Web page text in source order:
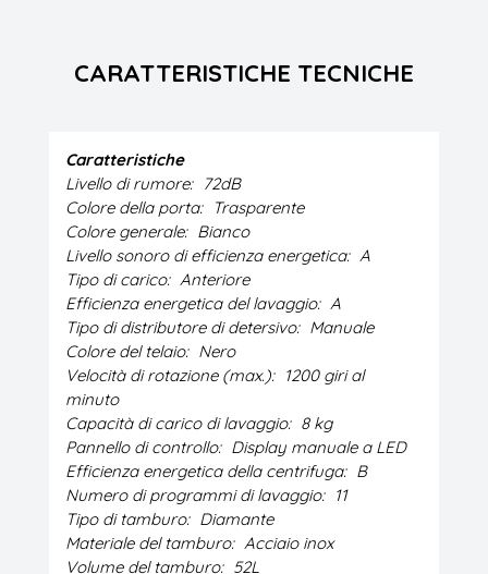
CARATTERISTICHE TECNICHE
Caratteristiche
Livello di rumore: 72dB
Colore della porta: Trasparente
Colore generale: Bianco
Livello sonoro di efficienza energetica: A
Tipo di carico: Anteriore
Efficienza energetica del lavaggio: A
Tipo di distributore di detersivo: Manuale
Colore del telaio: Nero
Velocità di rotazione (max.): 1200 giri al
minuto
Capacità di carico di lavaggio: 8 kg
Pannello di controllo: Display manuale a LED
Efficienza energetica della centrifuga: B
Numero di programmi di lavaggio: 11
Tipo di tamburo: Diamante
Materiale del tamburo: Acciaio inox
Volume del tamburo: 52L